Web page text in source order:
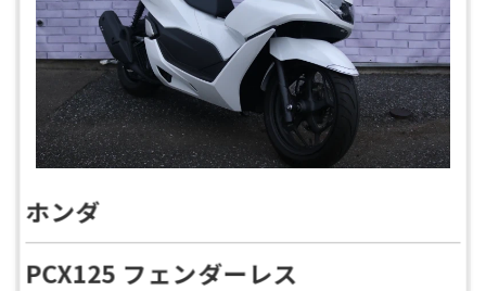
ホンダ
PCX125 フェンダーレス